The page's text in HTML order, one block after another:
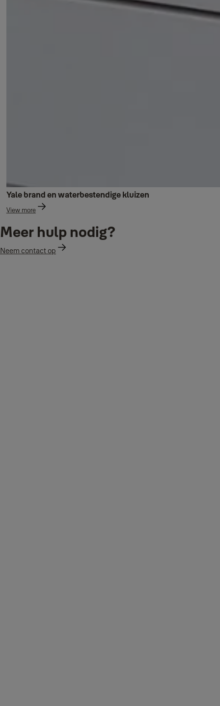
Yale brand en waterbestendige kluizen
View more
Meer hulp nodig?
Neem contact op